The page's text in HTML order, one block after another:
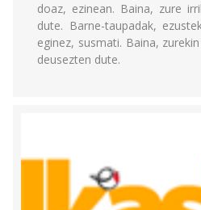
doaz, ezinean. Baina, zure
dute. Barne-taupadak,
eginez, susmati. Baina,
deusezten dute.